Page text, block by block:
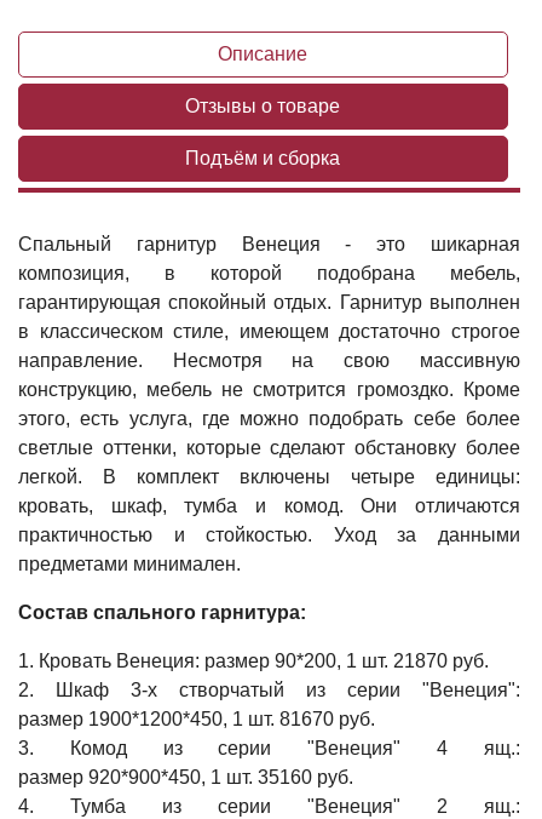
Описание
Отзывы о товаре
Подъём и сборка
Спальный гарнитур Венеция - это шикарная
композиция, в которой подобрана мебель,
гарантирующая спокойный отдых. Гарнитур выполнен
в классическом стиле, имеющем достаточно строгое
направление. Несмотря на свою массивную
конструкцию, мебель не смотрится громоздко. Кроме
этого, есть услуга, где можно подобрать себе более
светлые оттенки, которые сделают обстановку более
легкой. В комплект включены четыре единицы:
кровать, шкаф, тумба и комод. Они отличаются
практичностью и стойкостью. Уход за данными
предметами минимален.
Состав спального гарнитура:
1. Кровать Венеция: размер 90*200, 1 шт. 21870 руб.
2. Шкаф 3-х створчатый из серии "Венеция":
размер 1900*1200*450, 1 шт. 81670 руб.
3. Комод из серии "Венеция" 4 ящ.:
размер 920*900*450, 1 шт. 35160 руб.
4. Тумба из серии "Венеция" 2 ящ.: